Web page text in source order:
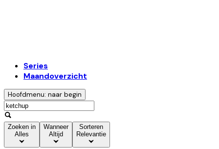
Series
Maandoverzicht
Hoofdmenu: naar begin
Zoeken in
Alles
Wanneer
Altijd
Sorteren
Relevantie